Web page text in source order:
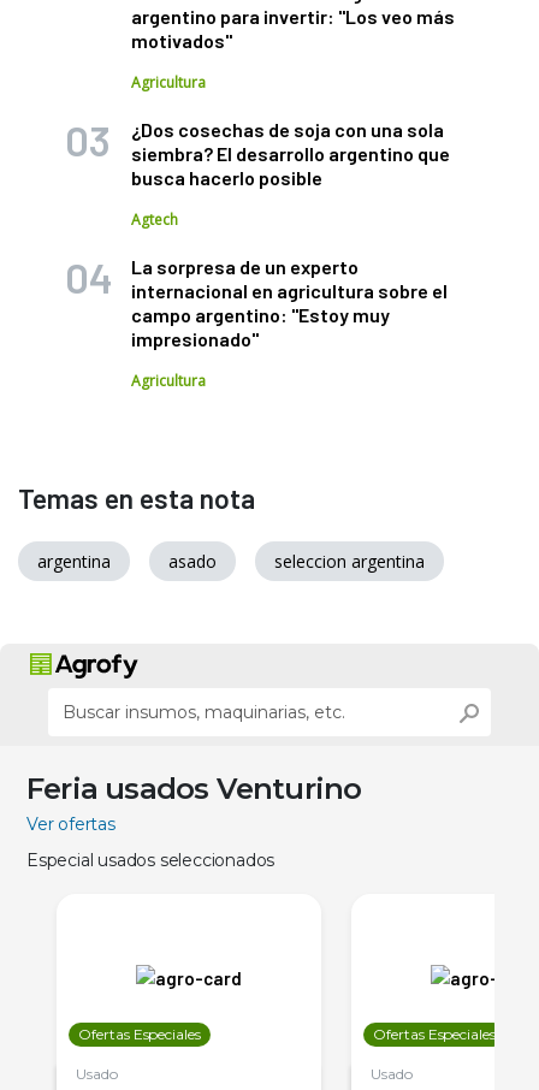
argentino para invertir: "Los veo más
motivados"
Agricultura
¿Dos cosechas de soja con una sola
siembra? El desarrollo argentino que
busca hacerlo posible
Agtech
La sorpresa de un experto
internacional en agricultura sobre el
campo argentino: "Estoy muy
impresionado"
Agricultura
Temas en esta nota
argentina asado seleccion argentina
Feria usados Venturino
Ver ofertas
Especial usados seleccionados
Ofertas Especiales
Usado
Ofertas Especiales
Usado